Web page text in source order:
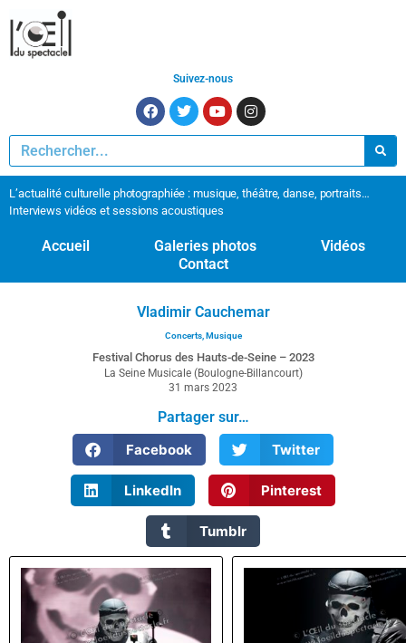
Suivez-nous
L’actualité culturelle photographiée : musique, théâtre, danse, portraits…
Interviews vidéos et sessions acoustiques
Accueil Galeries photos
Vidéos
Contact
Vladimir Cauchemar
Concerts,Musique
Festival Chorus des Hauts-de-Seine – 2023
La Seine Musicale (Boulogne-Billancourt)
31 mars 2023
Partager sur…
Facebook
Twitter
LinkedIn Pinterest
Tumblr